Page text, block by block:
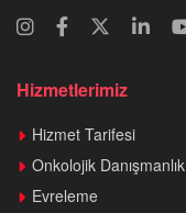
Hizmetlerimiz
Hizmet Tarifesi
Onkolojik Danışmanlık
Evreleme